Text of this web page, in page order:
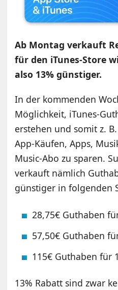
Ab Montag verkauft
für den iTunes-Store
also 13% günstiger.
In der kommenden
Möglichkeit, iTunes-
erstehen und somit z.
App-Käufen, Apps,
Music-Abo zu sparen.
verkauft nämlich
günstiger in folgenden
28,75€ Guthaben
57,50€ Guthaben
115€ Guthaben für
13% Rabatt sind zwar